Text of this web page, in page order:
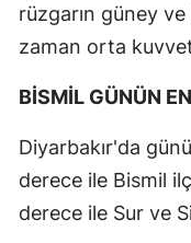
rüzgarın güney
zaman orta
BİSMİL GÜNÜN
Diyarbakır'da
derece ile Bismil
derece ile Sur ve